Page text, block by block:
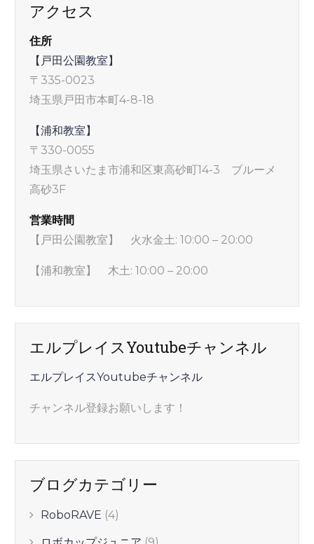
アクセス
住所
【戸田公園教室】
〒335-0023
埼玉県戸田市本町4-8-18
【浦和教室】
〒330-0055
埼玉県さいたま市浦和区東高砂町14-3 ブルーメ
高砂3F
営業時間
【戸田公園教室】 火水金土: 10:00 – 20:00
【浦和教室】 木土: 10:00 – 20:00
エルプレイスYoutubeチャンネル
エルプレイスYoutubeチャンネル
チャンネル登録お願いします！
ブログカテゴリー
RoboRAVE (4)